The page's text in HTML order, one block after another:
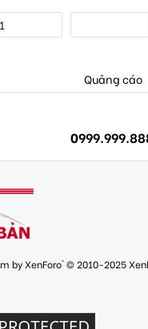
Quảng cáo
by XenForo® © 2010-2025